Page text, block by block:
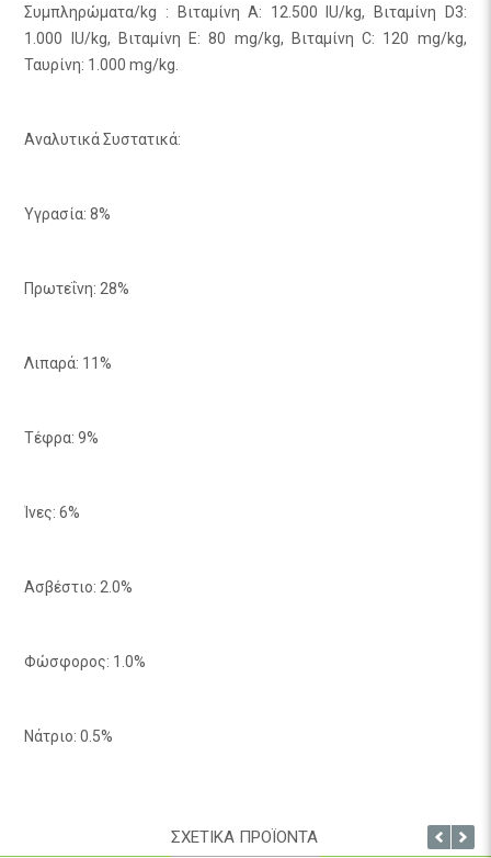
Συμπληρώματα/kg : Βιταμίνη Α: 12.500 IU/kg, Βιταμίνη D3:
1.000 IU/kg, Βιταμίνη Ε: 80 mg/kg, Βιταμίνη C: 120 mg/kg,
Ταυρίνη: 1.000 mg/kg.
Αναλυτικά Συστατικά:
Υγρασία: 8%
Πρωτεΐνη: 28%
Λιπαρά: 11%
Τέφρα: 9%
Ίνες: 6%
Ασβέστιο: 2.0%
Φώσφορος: 1.0%
Νάτριο: 0.5%
ΣΧΕΤΙΚΑ ΠΡΟΪΟΝΤΑ